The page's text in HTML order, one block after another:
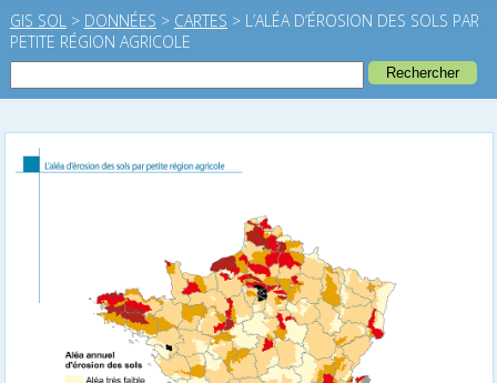
GIS SOL > DONNÉES > CARTES > L’ALÉA D’ÉROSION DES SOLS PAR
PETITE RÉGION AGRICOLE